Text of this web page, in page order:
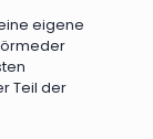
eigene
Teil der